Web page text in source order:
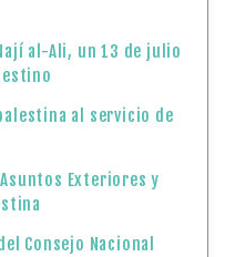
al-Ali, un 13 de julio
al servicio de
Exteriores y
Consejo Nacional